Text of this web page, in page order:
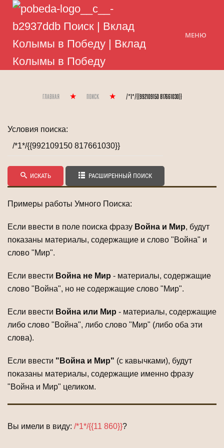
МЕНЮ
Главная Поиск /*1*/{{992109150 817661030}}
Условия поиска:
ИСКАТЬ РАСШИРЕННЫЙ ПОИСК
Примеры работы Умного Поиска:
Если ввести в поле поиска фразу Война и Мир, будут
показаны материалы, содержащие и слово "Война" и
слово "Мир".
Если ввести Война не Мир - материалы, содержащие
слово "Война", но не содержащие слово "Мир".
Если ввести Война или Мир - материалы, содержащие
либо слово "Война", либо слово "Мир" (либо оба эти
слова).
Если ввести "Война и Мир" (с кавычками), будут
показаны материалы, содержащие именно фразу
"Война и Мир" целиком.
Вы имели в виду: /*1*/{{11 860}}?